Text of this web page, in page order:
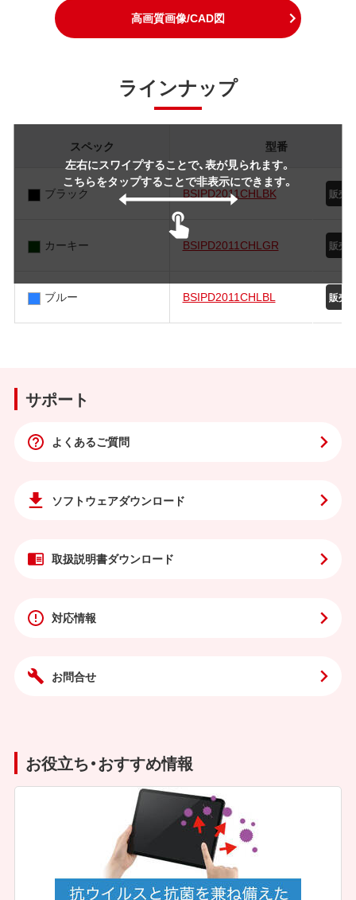
高画質画像/CAD図
ラインナップ
左右にスワイプすることで、表が見られます。
こちらをタップすることで非表示にできます。
スペック 型番
ブラック BSIPD2011CHLBK
カーキー BSIPD2011CHLGR
ブルー BSIPD2011CHLBL
サポート
よくあるご質問
ソフトウェアダウンロード
取扱説明書ダウンロード
対応情報
お問合せ
お役立ち・おすすめ情報